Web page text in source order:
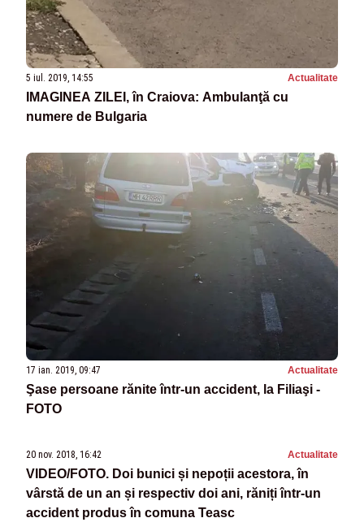
5 iul. 2019, 14:55 Actualitate
IMAGINEA ZILEI, în Craiova: Ambulanţă cu
numere de Bulgaria
17 ian. 2019, 09:47 Actualitate
Şase persoane rănite într-un accident, la Filiaşi -
FOTO
20 nov. 2018, 16:42 Actualitate
VIDEO/FOTO. Doi bunici și nepoții acestora, în
vârstă de un an și respectiv doi ani, răniți într-un
accident produs în comuna Teasc